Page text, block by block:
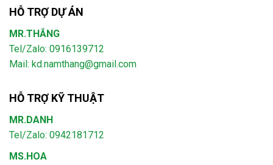
HỖ TRỢ DỰ ÁN
MR.THẮNG
Tel/Zalo: 0916139712
Mail: kd.namthang@gmail.com
HỖ TRỢ KỸ THUẬT
MR.DANH
Tel/Zalo: 0942181712
MS.HOA